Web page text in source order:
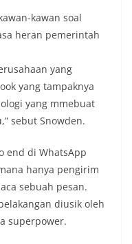
kawan soal
heran pemerintah
yang
yang tampaknya
yang mmebuat
sebut Snowden.
end di WhatsApp
hanya pengirim
sebuah pesan.
diusik oleh
superpower.